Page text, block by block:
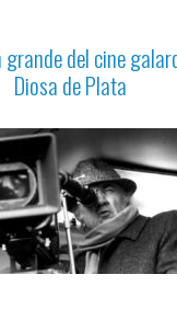
grande del cine
Diosa de Plata